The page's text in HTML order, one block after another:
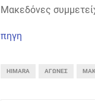
Μακεδόνες
πηγη
HIMARA ΑΓΏΝΕΣ